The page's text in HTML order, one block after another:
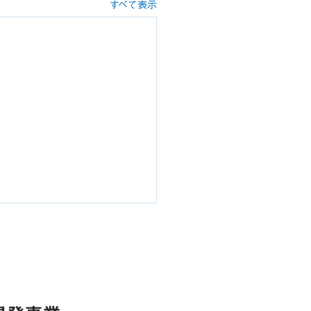
すべて表示